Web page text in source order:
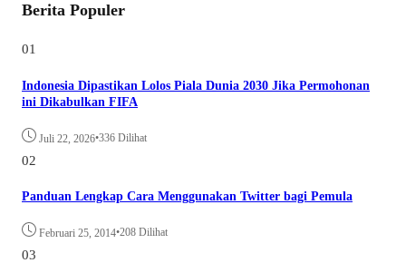
Berita Populer
01
Indonesia Dipastikan Lolos Piala Dunia 2030 Jika Permohonan
ini Dikabulkan FIFA
Juli 22, 2026•336 Dilihat
02
Panduan Lengkap Cara Menggunakan Twitter bagi Pemula
Februari 25, 2014•208 Dilihat
03